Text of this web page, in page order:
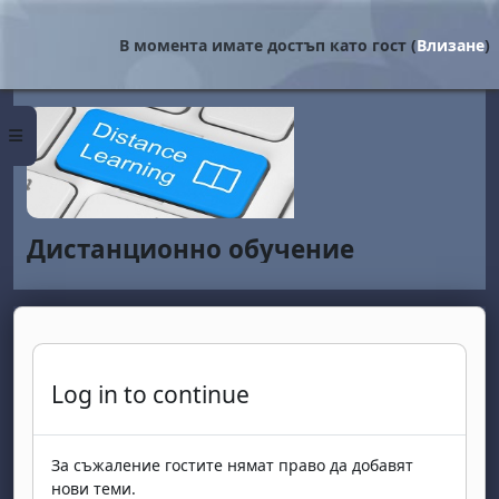
Страничен панел
В момента имате достъп като гост (Влизане)
Дистанционно обучение
Log in to continue
За съжаление гостите нямат право да добавят
нови теми.